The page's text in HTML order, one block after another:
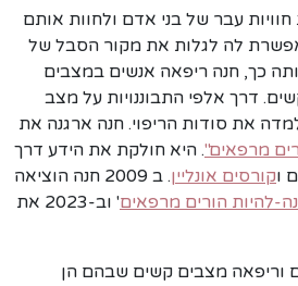
עבר של בני אדם ולחוות אותם
לה לגלות את מקור הסבל של
כך, חנה ריפאה אנשים במצבים
דרך אלפי התבוננויות על מצב
את סודות הריפוי. חנה ארגנה את
מרפאים". היא חולקת את הידע דרך
וקורסים אונליין
. ב 2009 חנה הוציאה
להיות הורים מרפאים
' וב-2023 את
וריפאה מצבים קשים שבהם הן